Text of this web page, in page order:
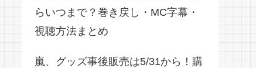
らいつまで？巻き戻し・MC字幕・
視聴方法まとめ
嵐、グッズ事後販売は5/31から！購